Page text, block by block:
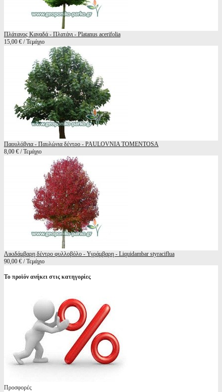
Πλάτανος Καναδά - Πλατάνι - Platanus acerifolia
15,00 € / Τεμάχιο
Παουλόβνια - Παυλώνια δέντρο - PAULOVNIA TOMENTOSA
8,00 € / Τεμάχιο
Λικιδάμβαρη δέντρο φυλλοβόλο - Υγράμβαρη - Liquidambar styraciflua
90,00 € / Τεμάχιο
Το προϊόν ανήκει στις κατηγορίες
Προσφορές